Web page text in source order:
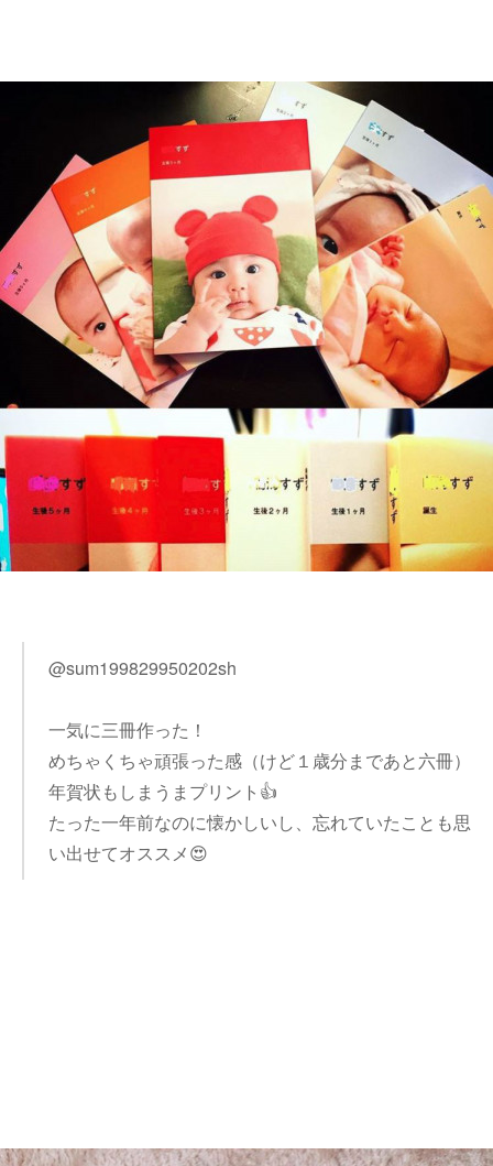
@sum199829950202sh
一気に三冊作った！
めちゃくちゃ頑張った感（けど１歳分まであと六冊）
年賀状もしまうまプリント👍
たった一年前なのに懐かしいし、忘れていたことも思
い出せてオススメ😍